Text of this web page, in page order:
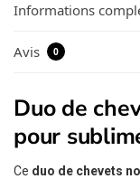
Informations
Avis 0
Duo de
pour
Ce duo de chevets